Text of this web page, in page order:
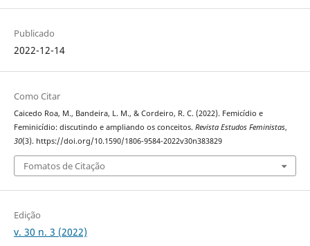
Publicado
2022-12-14
Como Citar
Caicedo Roa, M., Bandeira, L. M., & Cordeiro, R. C. (2022). Femicídio e
Feminicídio: discutindo e ampliando os conceitos. Revista Estudos Feministas,
30(3). https://doi.org/10.1590/1806-9584-2022v30n383829
Fomatos de Citação
Edição
v. 30 n. 3 (2022)